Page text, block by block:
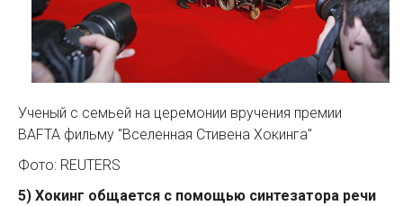
Ученый с семьей на церемонии вручения премии
BAFTA фильму "Вселенная Стивена Хокинга"
Фото: REUTERS
5) Хокинг общается с помощью синтезатора речи